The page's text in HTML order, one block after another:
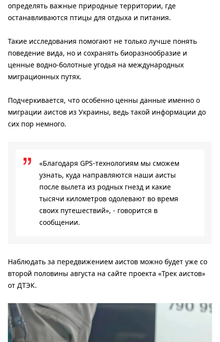
определять важные природные территории, где
останавливаются птицы для отдыха и питания.
Такие исследования помогают не только лучше понять
поведение вида, но и сохранять биоразнообразие и
ценные водно-болотные угодья на международных
миграционных путях.
Подчеркивается, что особенно ценны данные именно о
миграции аистов из Украины, ведь такой информации до
сих пор немного.
«Благодаря GPS-технологиям мы сможем
узнать, куда направляются наши аисты
после вылета из родных гнезд и какие
тысячи километров одолевают во время
своих путешествий», - говорится в
сообщении.
Наблюдать за передвижением аистов можно будет уже со
второй половины августа на сайте проекта «Трек аистов»
от ДТЭК.